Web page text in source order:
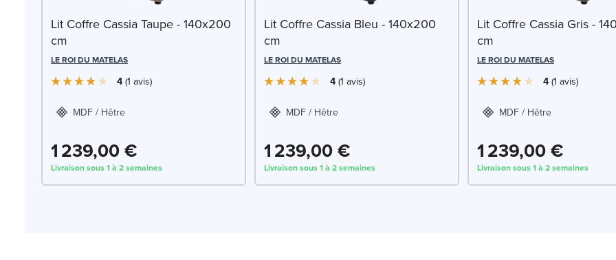
Lit Coffre Cassia Taupe - 140x200
cm
LE ROI DU MATELAS
4 1 avis
MDF / Hêtre
1 239,00 €
Livraison sous 1 à 2 semaines
Lit Coffre Cassia Bleu - 140x200
cm
LE ROI DU MATELAS
4 1 avis
MDF / Hêtre
1 239,00 €
Livraison sous 1 à 2 semaines
Lit Coffre Cassia Gris -
cm
LE ROI DU MATELAS
4 1 avis
MDF / Hêtre
1 239,00 €
Livraison sous 1 à 2 semaines